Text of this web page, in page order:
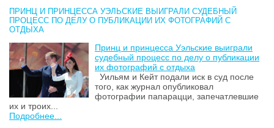
ПРИНЦ И ПРИНЦЕССА УЭЛЬСКИЕ ВЫИГРАЛИ СУДЕБНЫЙ
ПРОЦЕСС ПО ДЕЛУ О ПУБЛИКАЦИИ ИХ ФОТОГРАФИЙ С
ОТДЫХА
Принц и принцесса Уэльские выиграли
судебный процесс по делу о публикации
их фотографий с отдыха
Уильям и Кейт подали иск в суд после
того, как журнал опубликовал
фотографии папарацци, запечатлевшие
их и троих...
Подробнее...